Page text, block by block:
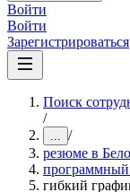
Войти
Войти
Зарегистрироваться
Поиск
/
... /
резюме в
программный
гибкий